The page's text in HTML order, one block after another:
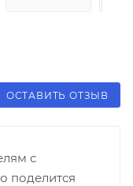
ОСТАВИТЬ ОТЗЫВ
с
поделится